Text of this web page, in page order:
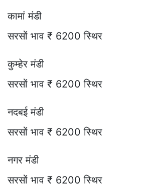
कामां मंडी
सरसों भाव ₹ 6200 स्थिर
कुम्हेर मंडी
सरसों भाव ₹ 6200 स्थिर
नदबई मंडी
सरसों भाव ₹ 6200 स्थिर
नगर मंडी
सरसों भाव ₹ 6200 स्थिर